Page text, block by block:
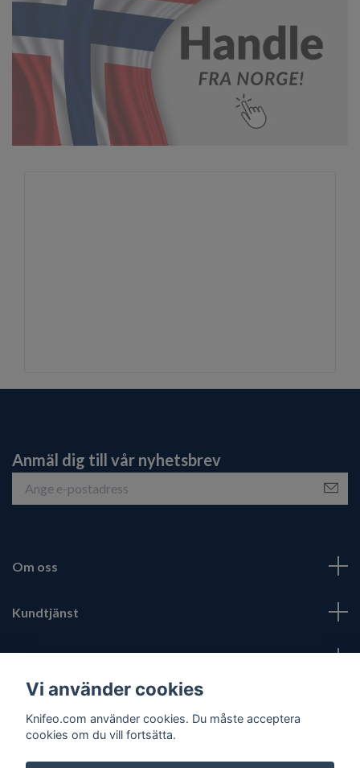
Anmäl dig till vår nyhetsbrev
Om oss
Kundtjänst
Fotmeny
Vi använder cookies
Knifeo.com använder cookies. Du måste acceptera
cookies om du vill fortsätta.